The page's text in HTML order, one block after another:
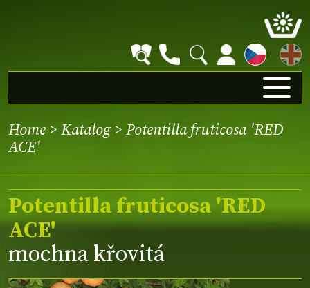
EN
Home > Katalog> Potentilla fruticosa 'RED
ACE'
Potentilla fruticosa 'RED
ACE'
mochna křovitá